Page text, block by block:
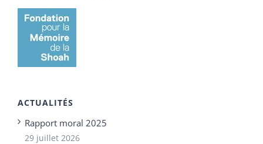
ACTUALITÉS
Rapport moral 2025
29 juillet 2026